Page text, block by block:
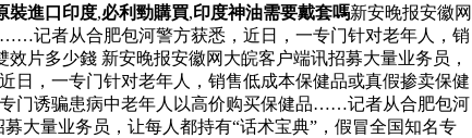
裝進口印度,必利勁購買,印度神油需要戴套嗎新安晚报安徽网
记者从合肥包河警方获悉，近日，一专门针对老年人，销
片多少錢 新安晚报安徽网大皖客户端讯招募大量业务员，
，一专门针对老年人，销售低成本保健品或真假掺卖保健
门诱骗患病中老年人以高价购买保健品……记者从合肥包河
大量业务员，让每人都持有“话术宝典”，假冒全国知名专